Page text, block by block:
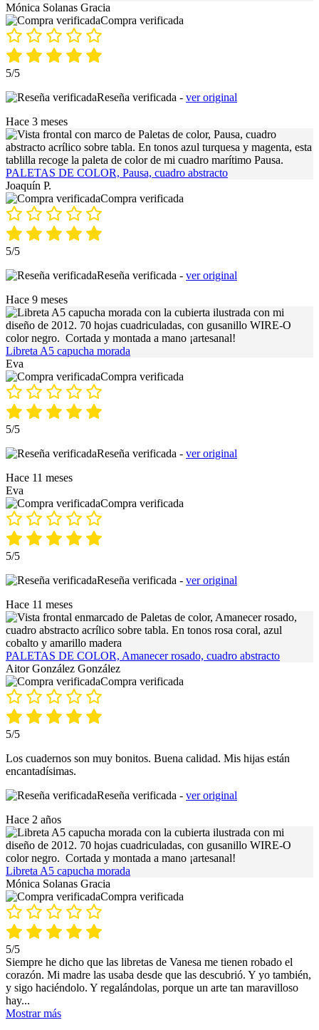
Mónica Solanas Gracia
Compra verificada
5/5
Reseña verificada - ver original
Hace 3 meses
PALETAS DE COLOR, Pausa, cuadro abstracto
Joaquín P.
Compra verificada
5/5
Reseña verificada - ver original
Hace 9 meses
Libreta A5 capucha morada
Eva
Compra verificada
5/5
Reseña verificada - ver original
Hace 11 meses
Eva
Compra verificada
5/5
Reseña verificada - ver original
Hace 11 meses
PALETAS DE COLOR, Amanecer rosado, cuadro abstracto
Aitor González González
Compra verificada
5/5
Los cuadernos son muy bonitos. Buena calidad. Mis hijas están
encantadísimas.
Reseña verificada - ver original
Hace 2 años
Libreta A5 capucha morada
Mónica Solanas Gracia
Compra verificada
5/5
Siempre he dicho que las libretas de Vanesa me tienen robado el
corazón. Mi madre las usaba desde que las descubrió. Y yo también,
y sigo haciéndolo. Y regalándolas, porque un arte tan maravilloso
hay...
Mostrar más